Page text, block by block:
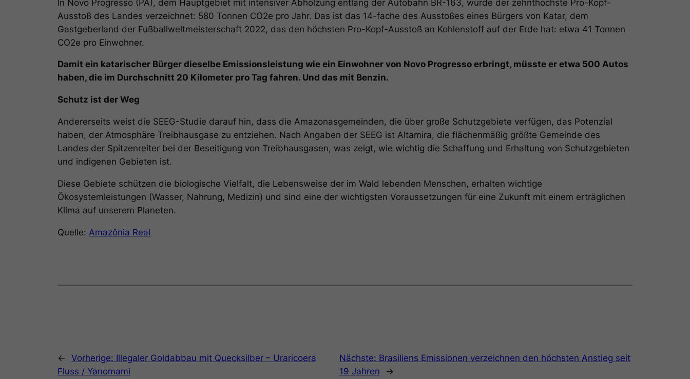
In Novo Progresso (PA), dem Hauptgebiet mit intensiver Abholzung entlang der Autobahn BR-163, wurde der zehnthöchste Pro-Kopf-
Ausstoß des Landes verzeichnet: 580 Tonnen CO2e pro Jahr. Das ist das 14-fache des Ausstoßes eines Bürgers von Katar, dem
Gastgeberland der Fußballweltmeisterschaft 2022, das den höchsten Pro-Kopf-Ausstoß an Kohlenstoff auf der Erde hat: etwa 41 Tonnen
CO2e pro Einwohner.
Damit ein katarischer Bürger dieselbe Emissionsleistung wie ein Einwohner von Novo Progresso erbringt, müsste er etwa 500 Autos
haben, die im Durchschnitt 20 Kilometer pro Tag fahren. Und das mit Benzin.
Schutz ist der Weg
Andererseits weist die SEEG-Studie darauf hin, dass die Amazonasgemeinden, die über große Schutzgebiete verfügen, das Potenzial
haben, der Atmosphäre Treibhausgase zu entziehen. Nach Angaben der SEEG ist Altamira, die flächenmäßig größte Gemeinde des
Landes der Spitzenreiter bei der Beseitigung von Treibhausgasen, was zeigt, wie wichtig die Schaffung und Erhaltung von Schutzgebieten
und indigenen Gebieten ist.
Diese Gebiete schützen die biologische Vielfalt, die Lebensweise der im Wald lebenden Menschen, erhalten wichtige
Ökosystemleistungen (Wasser, Nahrung, Medizin) und sind eine der wichtigsten Voraussetzungen für eine Zukunft mit einem erträglichen
Klima auf unserem Planeten.
Quelle: Amazônia Real
← Vorherige: Illegaler Goldabbau mit Quecksilber – Uraricoera
Fluss / Yanomami
Nächste: Brasiliens Emissionen verzeichnen den höchsten Anstieg seit
19 Jahren
→